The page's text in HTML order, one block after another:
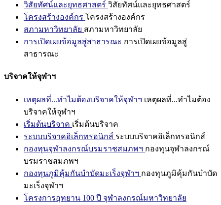
วิสัยทัศน์และยุทธศาสตร์ วิสัยทัศน์และยุทธศาสตร์
โครงสร้างองค์กร โครงสร้างองค์กร
สภามหาวิทยาลัย สภามหาวิทยาลัย
การเปิดเผยข้อมูลสู่สาธารณะ การเปิดเผยข้อมูลสู่
สาธารณะ
บริจาคให้จุฬาฯ
เหตุผลที่...ทำไมต้องบริจาคให้จุฬาฯ เหตุผลที่...ทำไมต้อง
บริจาคให้จุฬาฯ
เริ่มต้นบริจาค เริ่มต้นบริจาค
ระบบบริจาคอิเล็กทรอนิกส์ ระบบบริจาคอิเล็กทรอนิกส์
กองทุนจุฬาลงกรณ์บรมราชสมภพฯ กองทุนจุฬาลงกรณ์
บรมราชสมภพฯ
กองทุนภูมิคุ้มกันบำบัดมะเร็งจุฬาฯ กองทุนภูมิคุ้มกันบำบัด
มะเร็งจุฬาฯ
โครงการอุทยาน 100 ปี จุฬาลงกรณ์มหาวิทยาลัย